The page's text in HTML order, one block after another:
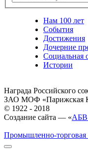
Нам 100 лет
События
Достижения
Дочерние
Социальная
Истории
Награда Российского
ЗАО МОФ «Парижская
© 1922 - 2018
Создание сайта — «АБВ
Промышленно-торговая